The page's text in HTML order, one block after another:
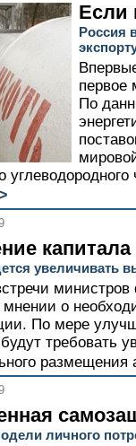
Если
Россия
первое
По
капитала
увеличивать
о
По мере
требовать
личного